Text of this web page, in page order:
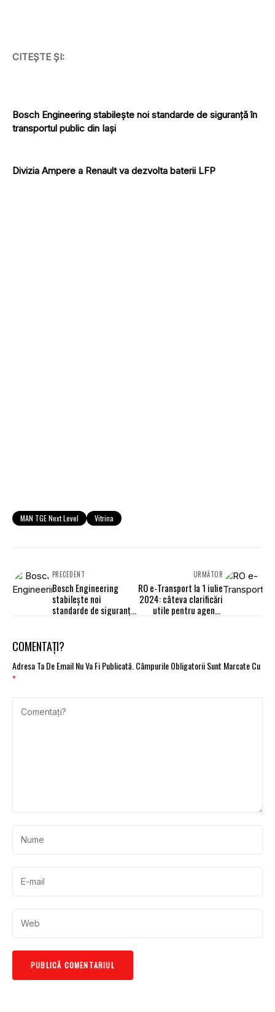
CITEȘTE ȘI:
Bosch Engineering stabilește noi standarde de siguranță în
transportul public din Iași
Divizia Ampere a Renault va dezvolta baterii LFP
MAN TGE Next Level Vitrina
PRECEDENT
Bosch Engineering
stabilește noi
standarde de siguranță
URMĂTOR
RO e-Transport la 1 iulie
2024: câteva clarificări
utile pentru agenții
COMENTAȚI?
Adresa Ta De Email Nu Va Fi Publicată.Câmpurile Obligatorii Sunt Marcate Cu
*